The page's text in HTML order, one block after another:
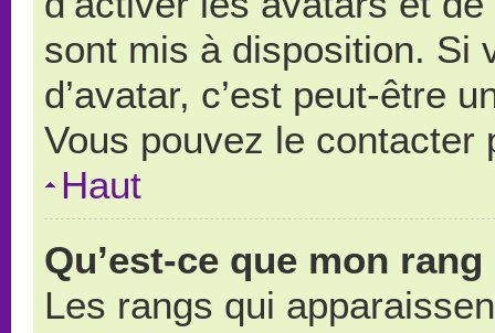
sont mis à disposition. Si
d’avatar, c’est peut-être
Vous pouvez le contacter
Haut
Qu’est-ce que mon
Les rangs qui